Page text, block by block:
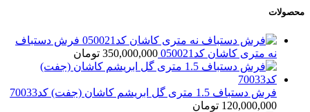
محصولات
فرش دستباف
نه متری کاشان کد050021
350,000,000 تومان
فرش دستباف 1.5 متری گل ابریشم کاشان (جفت) کد70033
120,000,000 تومان